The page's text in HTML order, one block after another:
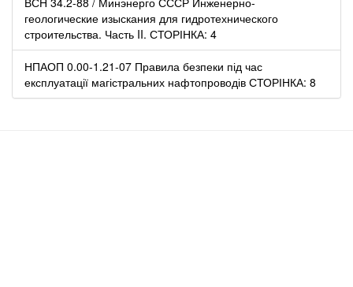
геологические изыскания для гидротехнического
строительства. Часть II. СТОРІНКА: 4
НПАОП 0.00-1.21-07 Правила безпеки під час
експлуатації магістральних нафтопроводів СТОРІНКА: 8